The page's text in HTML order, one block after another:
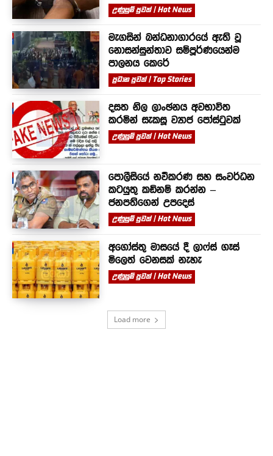
උණුසුම් පුවත් | Hot News
මැගසින් බන්ධනාගාරයේ ඇති වූ
නොසන්සුන්තාව සම්පූර්ණයෙන්ම
පාලනය කෙරේ
ප්‍රධාන පුවත් | Top Stories
දසත නිල ලාංඡනය අවභාවිත
කරමින් සැකසූ ව්‍යාජ පෝස්ටුවක්
උණුසුම් පුවත් | Hot News
පොලීසියේ නවීකරණ සහ සංවර්ධන
කටයුතු කඩිනම් කරන්න –
ජනපතිගෙන් උපදෙස්
උණුසුම් පුවත් | Hot News
අගෝස්තු මාසයේ දී ලාෆ්ස් ගෑස්
මිලෙත් වෙනසක් නැහැ
උණුසුම් පුවත් | Hot News
Load more